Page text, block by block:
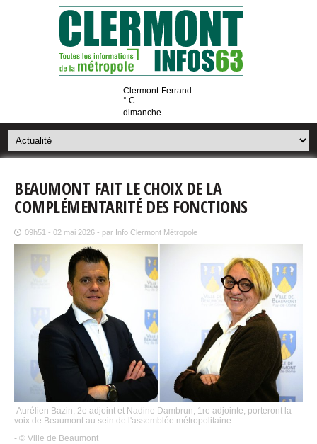
Clermont-Ferrand
° C
dimanche
BEAUMONT FAIT LE CHOIX DE LA
COMPLÉMENTARITÉ DES FONCTIONS
09h51 - 02 mai 2026 - par Info Clermont Métropole
Aurélien Bazin, 2e adjoint et Nadine Dambrun, 1re adjointe, porteront la
voix de Beaumont au sein de l'assemblée métropolitaine.
- © Ville de Beaumont